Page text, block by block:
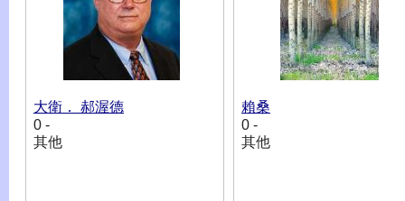
大衛． 郝渥德
0 -
其他
賴桑
0 -
其他